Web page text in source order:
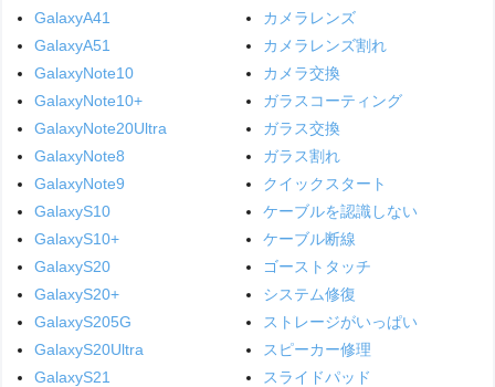
GalaxyA41
GalaxyA51
GalaxyNote10
GalaxyNote10+
GalaxyNote20Ultra
GalaxyNote8
GalaxyNote9
GalaxyS10
GalaxyS10+
GalaxyS20
GalaxyS20+
GalaxyS205G
GalaxyS20Ultra
GalaxyS21
カメラレンズ
カメラレンズ割れ
カメラ交換
ガラスコーティング
ガラス交換
ガラス割れ
クイックスタート
ケーブルを認識しない
ケーブル断線
ゴーストタッチ
システム修復
ストレージがいっぱい
スピーカー修理
スライドパッド